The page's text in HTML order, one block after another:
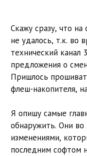
Скажу сразу, что
не удалось, т.к. во
технический канал
предложения о
Пришлось
флеш-накопителя,
Я опишу самые
обнаружить. Они
изменениями,
последним софтом